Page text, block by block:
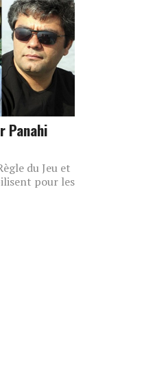
Panahi
du Jeu et
pour les